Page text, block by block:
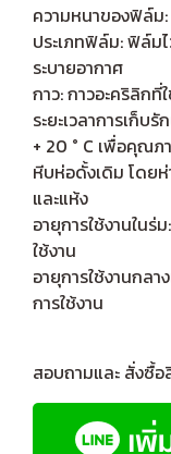
ความหนาของฟิล์ม
ประเภทฟิล์ม: ฟิล์ม
ระบายอากาศ
กาว: กาวอะคริลิกที่
ระยะเวลาการเก็บ
+ 20 ° C เพื่อคุณ
หีบห่อดั้งเดิม โดย
และแห้ง
อายุการใช้งานใน
ใช้งาน
อายุการใช้งานกล
การใช้งาน
สอบถามและ สั่งซื้อ